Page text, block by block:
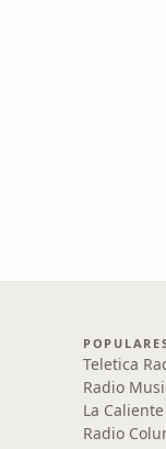
Teletica
Radio
La
Radio